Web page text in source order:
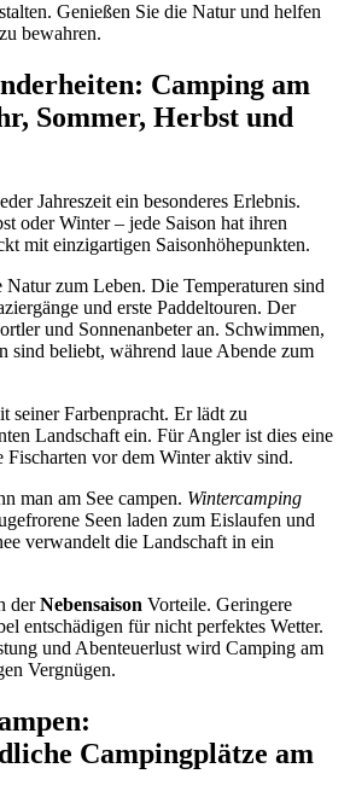
Genießen Sie die Natur und helfen
bewahren.
Camping am
Sommer, Herbst und
Jahreszeit ein besonderes Erlebnis.
oder Winter – jede Saison hat ihren
mit einzigartigen Saisonhöhepunkten.
zum Leben. Die Temperaturen sind
und erste Paddeltouren. Der
und Sonnenanbeter an. Schwimmen,
sind beliebt, während laue Abende zum
seiner Farbenpracht. Er lädt zu
Landschaft ein. Für Angler ist dies eine
Fischarten vor dem Winter aktiv sind.
man am See campen. Wintercamping
Seen laden zum Eislaufen und
verwandelt die Landschaft in ein
derNebensaison Vorteile. Geringere
entschädigen für nicht perfektes Wetter.
und Abenteuerlust wird Camping am
Vergnügen.
Campingplätze am